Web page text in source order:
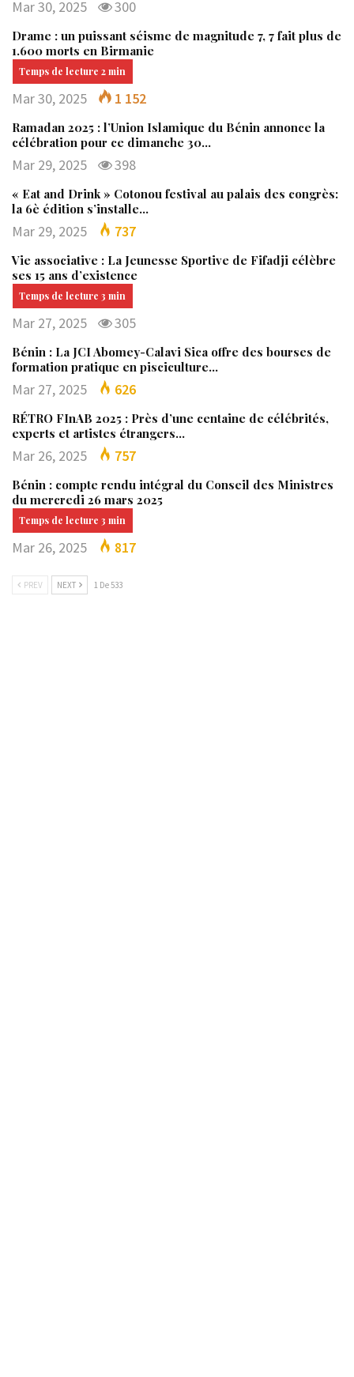
Mar 30, 2025 300
Drame : un puissant séisme de magnitude 7, 7 fait plus de
1.600 morts en Birmanie
Mar 30, 2025 1 152
Ramadan 2025 : l’Union Islamique du Bénin annonce la
célébration pour ce dimanche 30…
Mar 29, 2025 398
« Eat and Drink » Cotonou festival au palais des congrès:
la 6è édition s’installe…
Mar 29, 2025 737
Vie associative : La Jeunesse Sportive de Fifadji célèbre
ses 15 ans d’existence
Mar 27, 2025 305
Bénin : La JCI Abomey-Calavi Sica offre des bourses de
formation pratique en pisciculture…
Mar 27, 2025 626
RÉTRO FInAB 2025 : Près d’une centaine de célébrités,
experts et artistes étrangers…
Mar 26, 2025 757
Bénin : compte rendu intégral du Conseil des Ministres
du mercredi 26 mars 2025
Mar 26, 2025 817
PREV NEXT 1 De 533